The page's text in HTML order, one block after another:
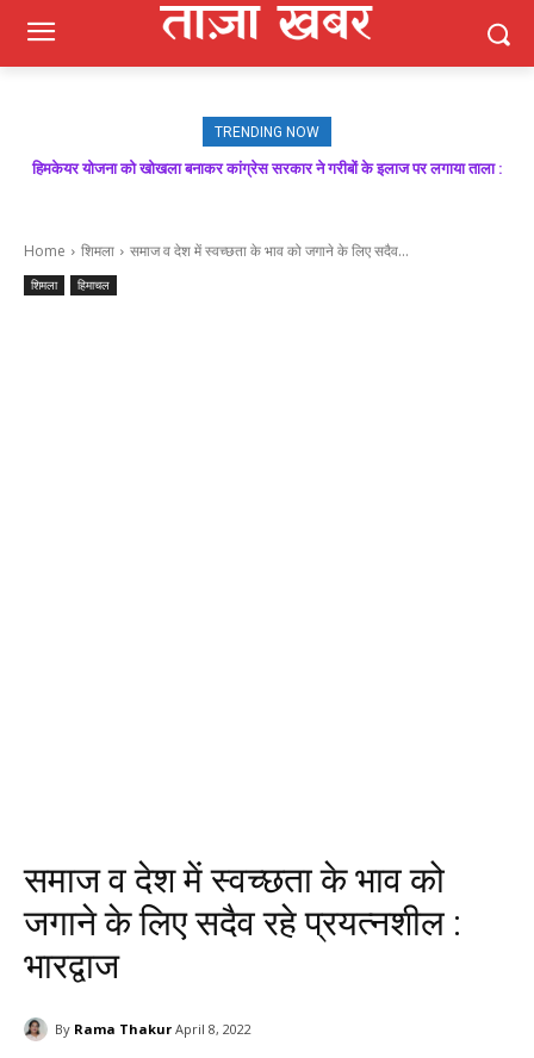
TRENDING NOW
मजबूत बूथ ही भाजपा की जीत की गारंटी, आगामी विधानसभा चुनाव में बूथ प्रबंधन निभाएगा
Home शिमला समाज व देश में स्वच्छता के भाव को जगाने के लिए सदैव...
शिमला हिमाचल
समाज व देश में स्वच्छता के भाव को
जगाने के लिए सदैव रहे प्रयत्नशील :
भारद्वाज
By Rama Thakur April 8, 2022